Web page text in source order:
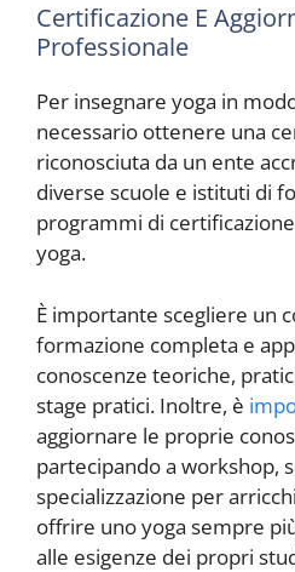
Certificazione E
Professionale
Per insegnare yoga in
necessario ottenere una
riconosciuta da un ente
diverse scuole e istituti di
programmi di
yoga.
È importante scegliere un
formazione completa e
conoscenze teoriche,
stage pratici. Inoltre, è
aggiornare le proprie
partecipando a workshop,
specializzazione per
offrire uno yoga sempre
alle esigenze dei propri